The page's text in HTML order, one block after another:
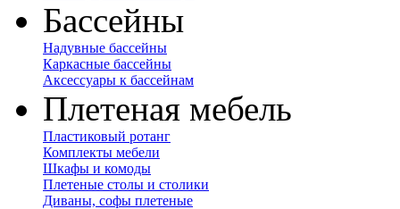
Бассейны
Надувные бассейны
Каркасные бассейны
Аксессуары к бассейнам
Плетеная мебель
Пластиковый ротанг
Комплекты мебели
Шкафы и комоды
Плетеные столы и столики
Диваны, софы плетеные